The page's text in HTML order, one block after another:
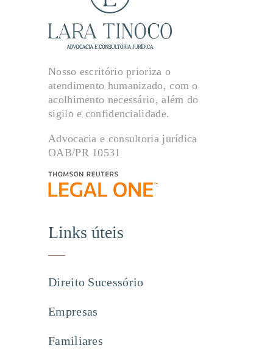
Nosso escritório prioriza o
atendimento humanizado, com o
acolhimento necessário, além do
sigilo e confidencialidade.
Advocacia e consultoria jurídica
OAB/PR 10531
Links úteis
Direito Sucessório
Empresas
Familiares